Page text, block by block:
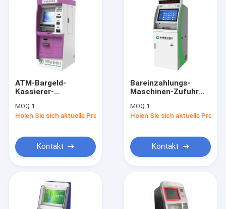
ATM-Bargeld-
Kassierer-
Kartenleser And
Dispenser
MOQ:1
Holen Sie sich aktuelle Preis
Kontakt
Bareinzahlungs-
Maschinen-Zufuhr
Barabhebung
MOQ:1
Holen Sie sich aktuelle Preis
Kontakt